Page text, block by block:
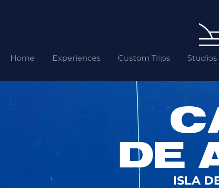
Home Experiences Custom Trips Studios
DE
ISLA